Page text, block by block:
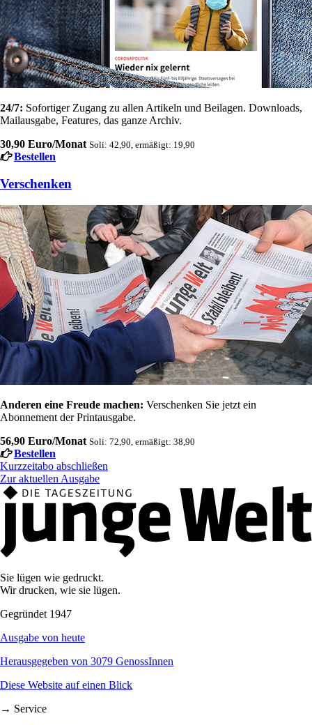
24/7: Sofortiger Zugang zu allen Artikeln und Beilagen. Downloads,
Mailausgabe, Features, das ganze Archiv.
30,90 Euro/Monat Soli: 42,90, ermäßigt: 19,90
Bestellen
Verschenken
Anderen eine Freude machen: Verschenken Sie jetzt ein
Abonnement der Printausgabe.
56,90 Euro/Monat Soli: 72,90, ermäßigt: 38,90
Bestellen
Kurzzeitabo abschließen
Zur aktuellen Ausgabe
Sie lügen wie gedruckt.
Wir drucken, wie sie lügen.
Gegründet 1947
Ausgabe von heute
Herausgegeben von 3079 GenossInnen
Diese Website auf einen Blick
→ Service